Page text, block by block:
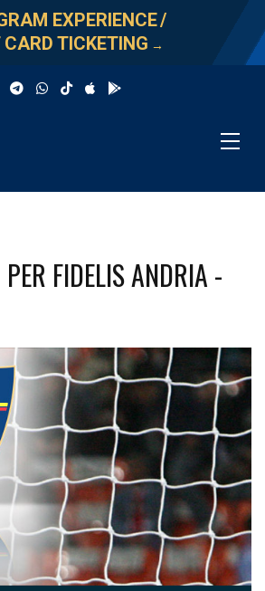
EXPERIENCE/
CARD TICKETING →
FIDELIS ANDRIA -